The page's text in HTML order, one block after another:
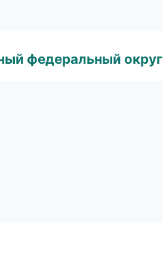
федеральный округ